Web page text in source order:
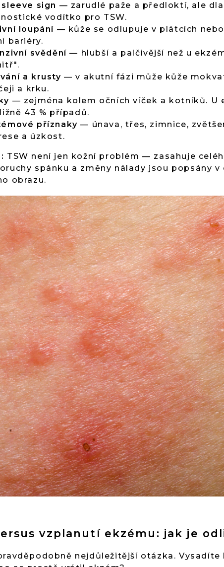
sleeve sign — zarudlé paže a předloktí, ale
vodítko pro TSW.
loupání — kůže se odlupuje v plátcích
bariéry.
svědění — hlubší a palčivější než u
a krusty — v akutní fázi může kůže
a krku.
— zejména kolem očních víček a kotníků.
43 % případů.
příznaky — únava, třes, zimnice,
a úzkost.
TSW není jen kožní problém — zasahuje
spánku a změny nálady jsou popsány
obrazu.
vzplanutí ekzému: jak je
nejdůležitější otázka.